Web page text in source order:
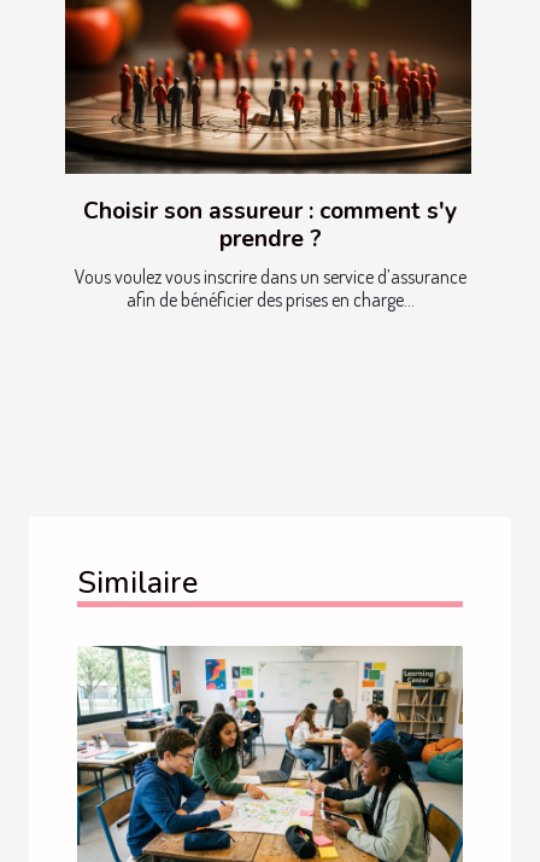
Choisir son assureur : comment s'y
prendre ?
Vous voulez vous inscrire dans un service d’assurance
afin de bénéficier des prises en charge...
Similaire